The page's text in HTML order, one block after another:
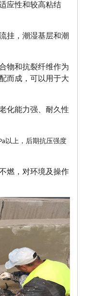
应性和较高粘结
挂，潮湿基层和潮
物和抗裂纤维作为
而成，可以用于大
化能力强、耐久性
以上，后期抗压强度
燃，对环境及操作